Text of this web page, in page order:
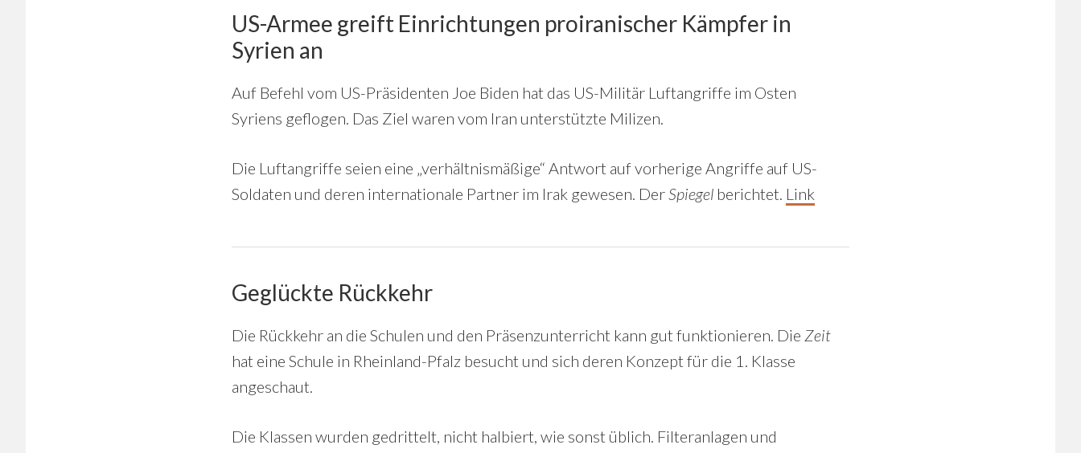
US-Armee greift Einrichtungen proiranischer Kämpfer in
Syrien an
Auf Befehl vom US-Präsidenten Joe Biden hat das US-Militär Luftangriffe im Osten
Syriens geflogen. Das Ziel waren vom Iran unterstützte Milizen.
Die Luftangriffe seien eine „verhältnismäßige“ Antwort auf vorherige Angriffe auf US-
Soldaten und deren internationale Partner im Irak gewesen. DerSpiegel berichtet. Link
Geglückte Rückkehr
Die Rückkehr an die Schulen und den Präsenzunterricht kann gut funktionieren. Die Zeit
hat eine Schule in Rheinland-Pfalz besucht und sich deren Konzept für die 1. Klasse
angeschaut.
Die Klassen wurden gedrittelt, nicht halbiert, wie sonst üblich. Filteranlagen und